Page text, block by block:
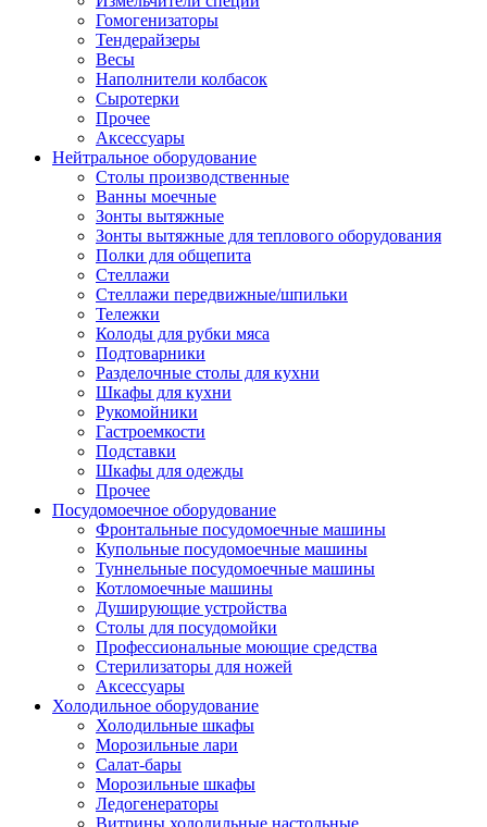
Гомогенизаторы
Тендерайзеры
Весы
Наполнители колбасок
Сыротерки
Прочее
Аксессуары
Нейтральное оборудование
Столы производственные
Ванны моечные
Зонты вытяжные
Зонты вытяжные для теплового оборудования
Полки для общепита
Стеллажи
Стеллажи передвижные/шпильки
Тележки
Колоды для рубки мяса
Подтоварники
Разделочные столы для кухни
Шкафы для кухни
Рукомойники
Гастроемкости
Подставки
Шкафы для одежды
Прочее
Посудомоечное оборудование
Фронтальные посудомоечные машины
Купольные посудомоечные машины
Туннельные посудомоечные машины
Котломоечные машины
Душирующие устройства
Столы для посудомойки
Профессиональные моющие средства
Стерилизаторы для ножей
Аксессуары
Холодильное оборудование
Холодильные шкафы
Морозильные лари
Салат-бары
Морозильные шкафы
Ледогенераторы
Витрины холодильные настольные